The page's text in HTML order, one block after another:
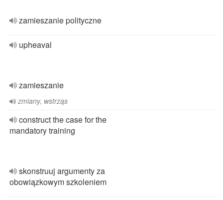
zamieszanie polityczne
upheaval
zamieszanie
zmiany, wstrząs
construct the case for the
mandatory training
skonstruuj argumenty za
obowiązkowym szkoleniem